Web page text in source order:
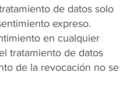
de datos solo
expreso.
en cualquier
tratamiento de datos
de la revocación no se